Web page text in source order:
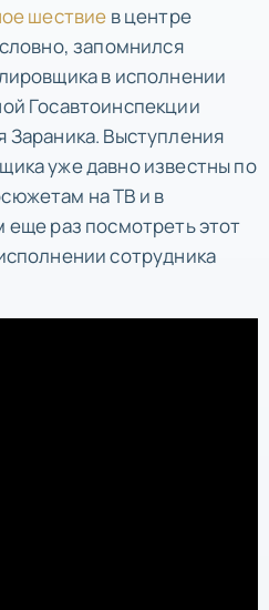
шествие в центре
запомнился
в исполнении
Госавтоинспекции
Выступления
уже давно известны по
на ТВ и в
раз посмотреть этот
сотрудника